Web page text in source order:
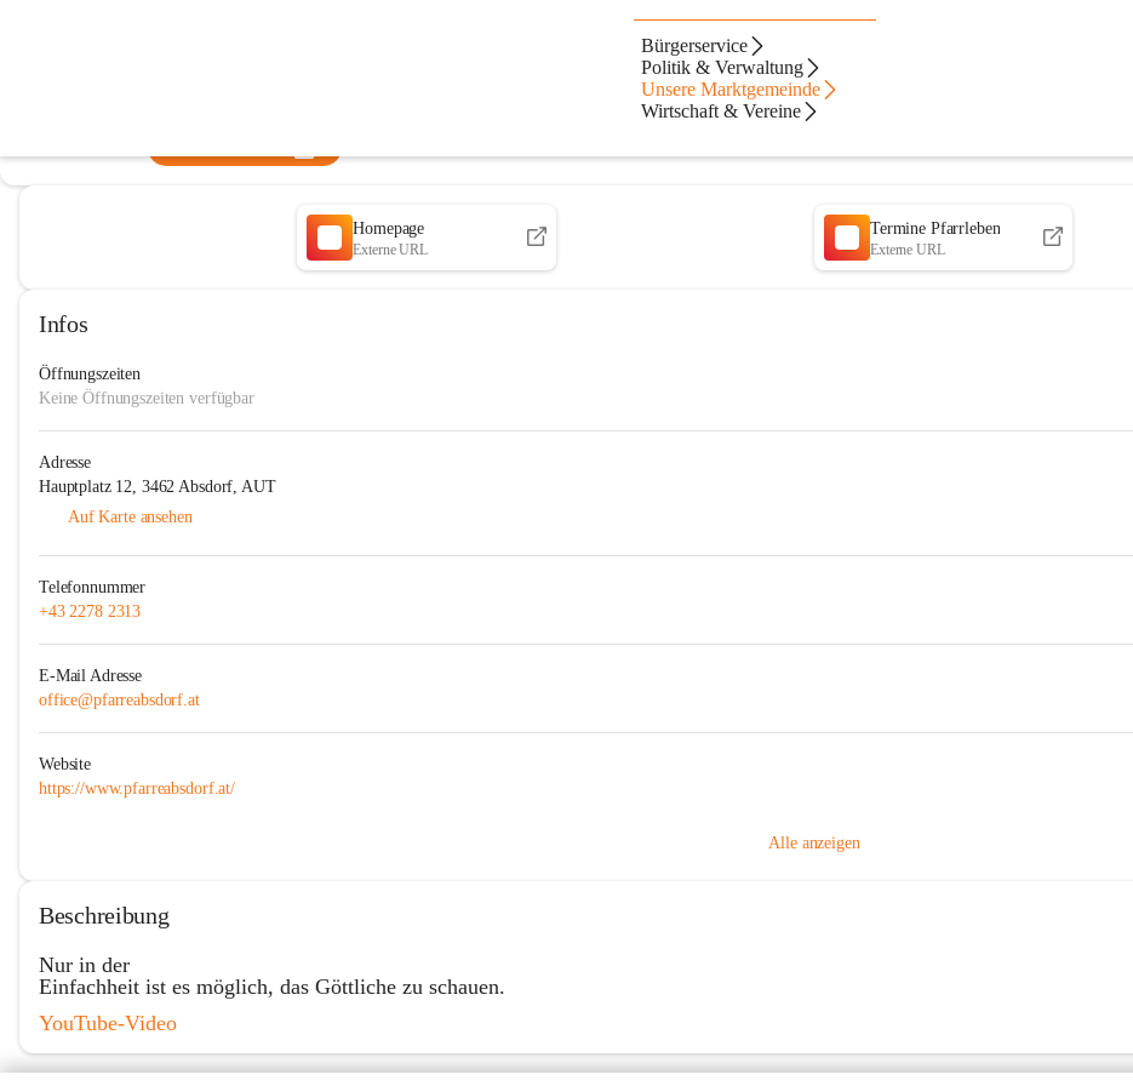
Bürgerservice
Politik & Verwaltung
Unsere Marktgemeinde
Wirtschaft & Vereine
Homepage
Externe URL
Termine Pfarrleben
Externe URL
Infos
Öffnungszeiten
Keine Öffnungszeiten verfügbar
Adresse
Hauptplatz 12, 3462 Absdorf, AUT
Auf Karte ansehen
Telefonnummer
+43 2278 2313
E-Mail Adresse
office@pfarreabsdorf.at
Website
https://www.pfarreabsdorf.at/
Alle anzeigen
Beschreibung
Nur in der
Einfachheit ist es möglich, das Göttliche zu schauen.
YouTube-Video